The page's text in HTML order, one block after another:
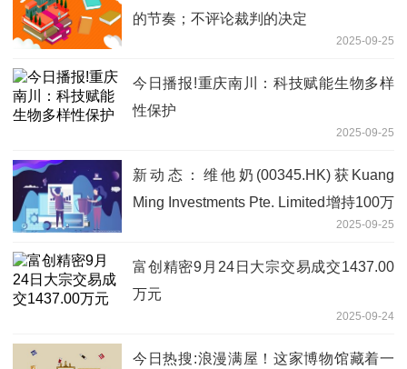
的节奏；不评论裁判的决定
2025-09-25
今日播报!重庆南川：科技赋能生物多样
性保护
2025-09-25
新动态：维他奶(00345.HK)获Kuang
Ming Investments Pte. Limited增持100万
2025-09-25
富创精密9月24日大宗交易成交1437.00
万元
2025-09-24
今日热搜:浪漫满屋！这家博物馆藏着一